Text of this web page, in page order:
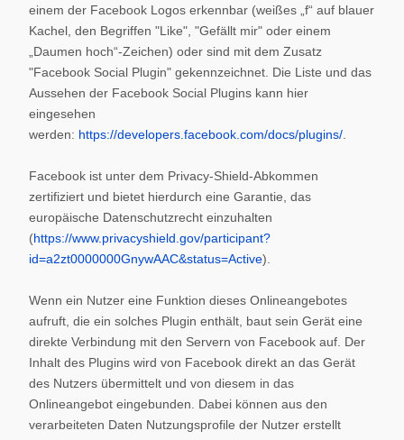
einem der Facebook Logos erkennbar (weißes „f“ auf blauer
Kachel, den Begriffen "Like", "Gefällt mir" oder einem
„Daumen hoch“-Zeichen) oder sind mit dem Zusatz
"Facebook Social Plugin" gekennzeichnet. Die Liste und das
Aussehen der Facebook Social Plugins kann hier
eingesehen
werden: https://developers.facebook.com/docs/plugins/
Facebook ist unter dem Privacy-Shield-Abkommen
zertifiziert und bietet hierdurch eine Garantie, das
europäische Datenschutzrecht einzuhalten
(https://www.privacyshield.gov/participant?
id=a2zt0000000GnywAAC&status=Active).
Wenn ein Nutzer eine Funktion dieses Onlineangebotes
aufruft, die ein solches Plugin enthält, baut sein Gerät eine
direkte Verbindung mit den Servern von Facebook auf. Der
Inhalt des Plugins wird von Facebook direkt an das Gerät
des Nutzers übermittelt und von diesem in das
Onlineangebot eingebunden. Dabei können aus den
verarbeiteten Daten Nutzungsprofile der Nutzer erstellt